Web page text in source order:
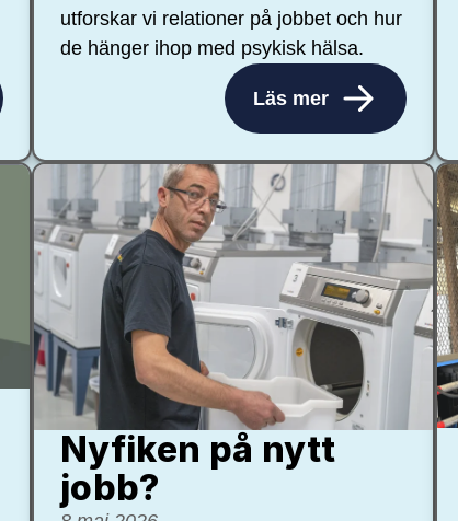
utforskar vi relationer på jobbet och hur
de hänger ihop med psykisk hälsa.
Läs mer
Nyfiken på nytt
jobb?